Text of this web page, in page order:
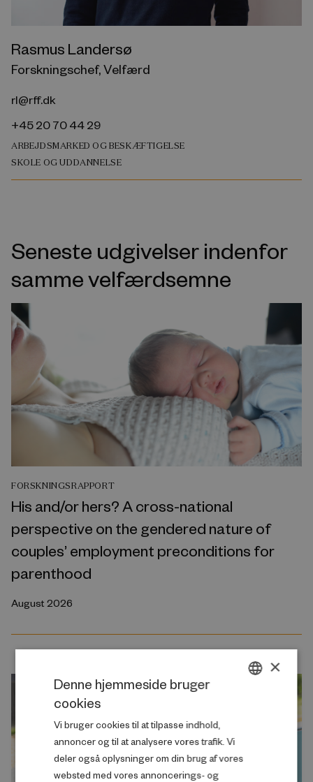
Rasmus Landersø
Forskningschef, Velfærd
rl@rff.dk
+45 20 70 44 29
ARBEJDSMARKED OG BESKÆFTIGELSE
SKOLE OG UDDANNELSE
Seneste udgivelser indenfor
samme velfærdsemne
FORSKNINGSRAPPORT
His and/or hers? A cross-national
perspective on the gendered nature of
couples’ employment preconditions for
parenthood
August 2026
×
Denne hjemmeside bruger
cookies
Vi bruger cookies til at tilpasse indhold,
annoncer og til at analysere vores trafik. Vi
deler også oplysninger om din brug af vores
websted med vores annoncerings- og